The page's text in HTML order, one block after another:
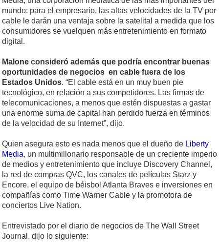
mundo: para el empresario, las altas velocidades de la TV por
cable le darán una ventaja sobre la satelital a medida que los
consumidores se vuelquen más entretenimiento en formato
digital.
Malone consideró además que podría encontrar buenas
oportunidades de negocios en cable fuera de los
Estados Unidos. “El cable está en un muy buen pie
tecnológico, en relación a sus competidores. Las firmas de
telecomunicaciones, a menos que estén dispuestas a gastar
una enorme suma de capital han perdido fuerza en términos
de la velocidad de su Internet”, dijo.
Quien asegura esto es nada menos que el dueño de Liberty
Media, un multimillonario responsable de un creciente imperio
de medios y entretenimiento que incluye Discovery Channel,
la red de compras QVC, los canales de películas Starz y
Encore, el equipo de béisbol Atlanta Braves e inversiones en
compañías como Time Warner Cable y la promotora de
conciertos Live Nation.
Entrevistado por el diario de negocios de The Wall Street
Journal, dijo lo siguiente: